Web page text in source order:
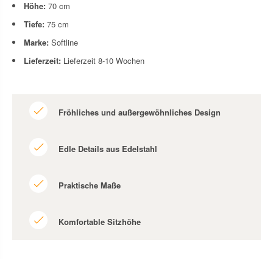
Höhe: 70 cm
Tiefe: 75 cm
Marke: Softline
Lieferzeit: Lieferzeit 8-10 Wochen
Fröhliches und außergewöhnliches Design
Edle Details aus Edelstahl
Praktische Maße
Komfortable Sitzhöhe